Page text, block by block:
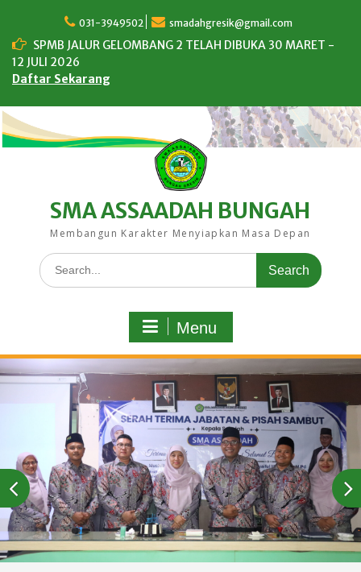
content
031-3949502 smadahgresik@gmail.com
SPMB JALUR GELOMBANG 2 TELAH DIBUKA 30 MARET -
12 JULI 2026
Daftar Sekarang
SMA ASSAADAH BUNGAH
Membangun Karakter Menyiapkan Masa Depan
Search
for:
Menu